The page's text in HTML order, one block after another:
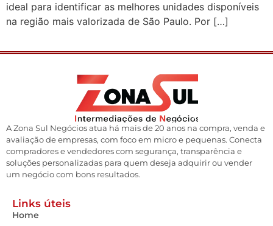
ideal para identificar as melhores unidades disponíveis
na região mais valorizada de São Paulo. Por […]
A Zona Sul Negócios atua há mais de 20 anos na compra, venda e
avaliação de empresas, com foco em micro e pequenas. Conecta
compradores e vendedores com segurança, transparência e
soluções personalizadas para quem deseja adquirir ou vender
um negócio com bons resultados.
Links úteis
Home